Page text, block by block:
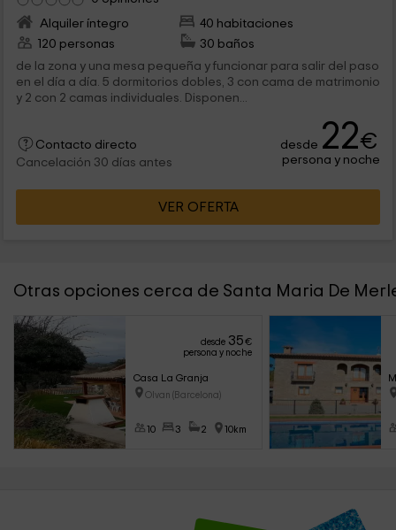
Alquiler íntegro
40 habitaciones
120 personas
30 baños
de la zona y una mesa pequeña y funcionar para salir del paso
en el día a día. 5 dormitorios dobles, 3 con cama de matrimonio
y 2 con 2 camas individuales. Disponen...
Contacto directo
Cancelación 30 días antes
desde 22€
persona y noche
VER OFERTA
Otras opciones cerca de Santa Maria De
desde 35€
persona y noche
Casa La Granja
Olvan (Barcelona)
10 3 2 10km